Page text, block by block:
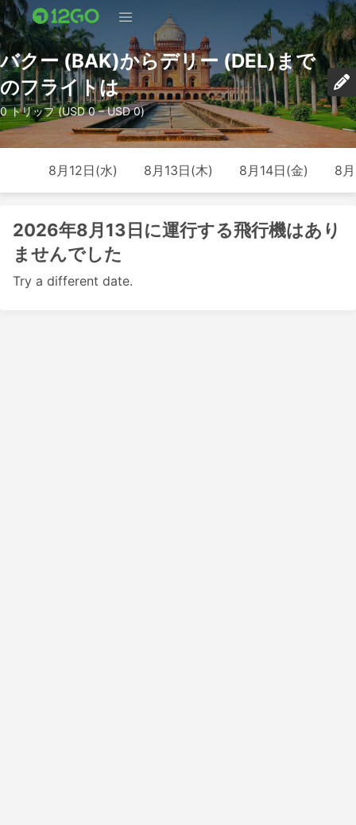
バクー (BAK)からデリー (DEL)まで
のフライトは
0 トリップ (USD 0 – USD 0)
8月12日(水) 8月13日(木) 8月14日(金) 8
2026年8月13日に運行する飛行機はあり
ませんでした
Try a different date.